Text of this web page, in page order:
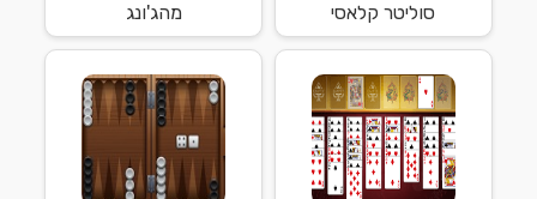
סוליטר קלאסי מהג'ונג